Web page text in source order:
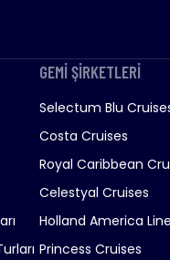
GEMİ ŞİRKETLERİ
Selectum Blu
Costa Cruises
Royal Caribbean
Celestyal Cruises
Holland America Line
Princess Cruises